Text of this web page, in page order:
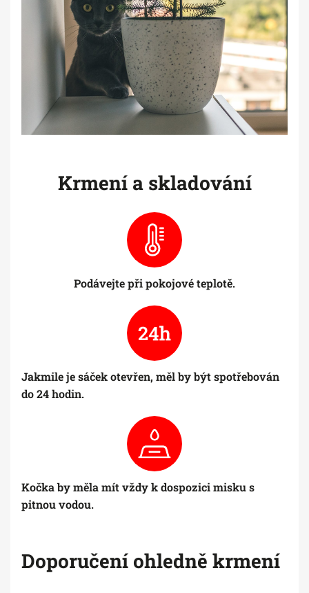
Krmení a skladování
Podávejte při pokojové teplotě.
Jakmile je sáček otevřen, měl by být spotřebován
do 24 hodin.
Kočka by měla mít vždy k dospozici misku s
pitnou vodou.
Doporučení ohledně krmení